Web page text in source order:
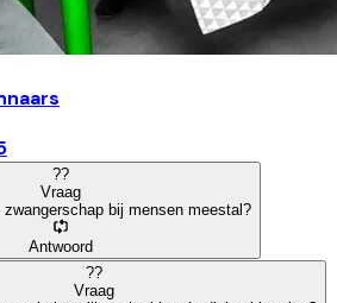
??
Vraag
zwangerschap bij mensen meestal?
Antwoord
??
Vraag